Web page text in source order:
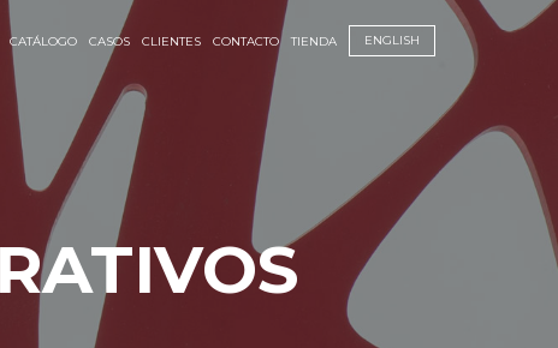
CATÁLOGO CASOS CLIENTES CONTACTO TIENDA ENGLISH